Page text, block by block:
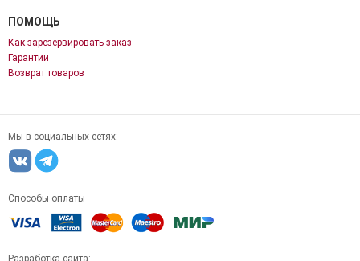
ПОМОЩЬ
Как зарезервировать заказ
Гарантии
Возврат товаров
Мы в социальных сетях:
Способы оплаты
Разработка сайта: